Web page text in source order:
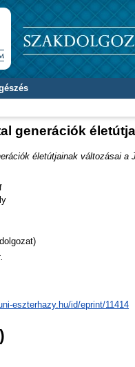
generációk
életútjainak változásai a
eszterhazy.hu/id/eprint/11414